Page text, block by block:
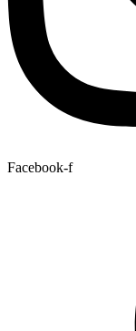
Facebook-f